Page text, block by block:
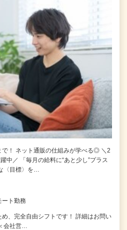
で！ ネット通販の仕組みが学べる◎ ＼2
中／ 「毎月の給料に“あと少し”プラス
〈目標〉を…
ト勤務
め、完全自由シフトです！ 詳細はお問い
会社営…